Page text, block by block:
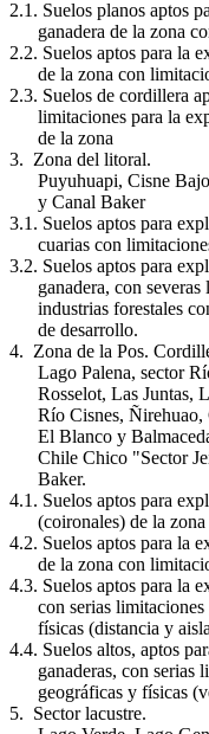
2.1. Suelos planos aptos
ganadera de la zona
2.2. Suelos aptos para la
de la zona con
2.3. Suelos de cordillera
limitaciones para la
de la zona
3. Zona del litoral.
Puyuhuapi, Cisne
y Canal Baker
3.1. Suelos aptos para
cuarias con
3.2. Suelos aptos para
ganadera, con severas
industrias forestales
de
4. Zona de la Pos.
Lago Palena, sector
Rosselot, Las Juntas,
Río Cisnes, Ñirehuao,
El Blanco y
Chile Chico "Sector
Baker.
4.1. Suelos aptos para
(coironales) de
4.2. Suelos aptos para la
de la zona con
4.3. Suelos aptos para la
con serias limitaciones
físicas (distancia y
4.4. Suelos altos, aptos
ganaderas, con serias
geográficas y físicas
5. Sector lacustre.